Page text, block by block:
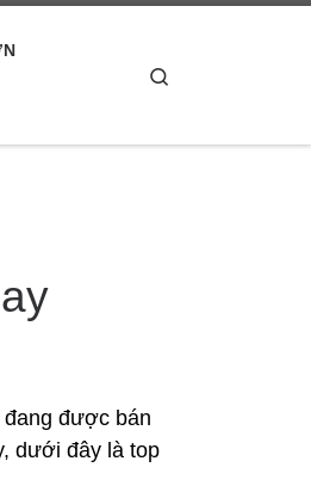
đang được bán
dưới đây là top